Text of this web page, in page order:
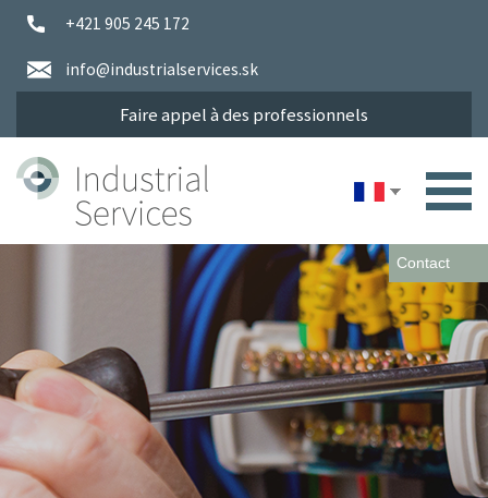
+421 905 245 172
info@industrialservices.sk
Faire appel à des professionnels
Contact